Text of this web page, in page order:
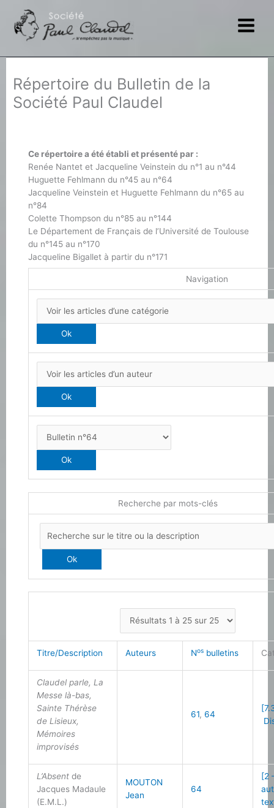
contenu
Répertoire du Bulletin de la
Société Paul Claudel
Ce répertoire a été établi et présenté par :
Renée Nantet et Jacqueline Veinstein du n°1 au n°44
Huguette Fehlmann du n°45 au n°64
Jacqueline Veinstein et Huguette Fehlmann du n°65 au
n°84
Colette Thompson du n°85 au n°144
Le Département de Français de l’Université de Toulouse
du n°145 au n°170
Jacqueline Bigallet à partir du n°171
Navigation
Recherche par mots-clés
Titre/Description Auteurs Nos bulletins
Claudel parle, La
Messe là-bas,
Sainte Thérèse
de Lisieux,
Mémoires
improvisés
61,64
L’Absent de
Jacques Madaule
(E.M.L.)
MOUTON
Jean
64
[2